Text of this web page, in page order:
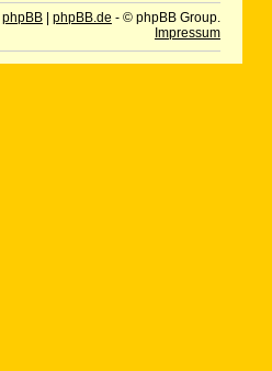
phpBB| phpBB.de - © phpBB Group.
Impressum